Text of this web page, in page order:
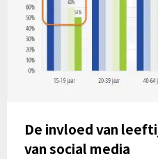
De invloed van
van social media